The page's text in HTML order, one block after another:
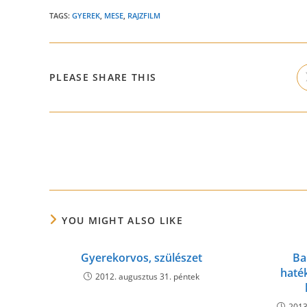
TAGS: GYEREK, MESE, RAJZFILM
PLEASE SHARE THIS
YOU MIGHT ALSO LIKE
Gyerekorvos, szülészet
2012. augusztus 31. péntek